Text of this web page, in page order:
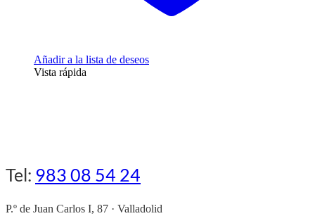
Añadir a la lista de deseos
Vista rápida
Tel: 983 08 54 24
P.º de Juan Carlos I, 87 · Valladolid